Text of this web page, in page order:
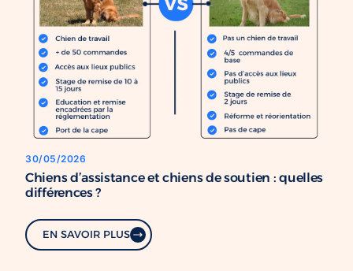
30/05/2026
Chiens d’assistance et chiens de soutien : quelles
différences ?
EN SAVOIR PLUS